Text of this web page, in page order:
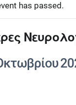
has passed.